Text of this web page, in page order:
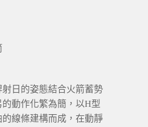
日的姿態結合火箭蓄勢
動作化繁為簡，以H型
線條建構而成，在動靜